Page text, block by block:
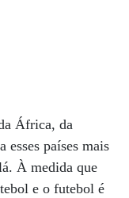
África, da
esses países mais
À medida que
e o futebol é